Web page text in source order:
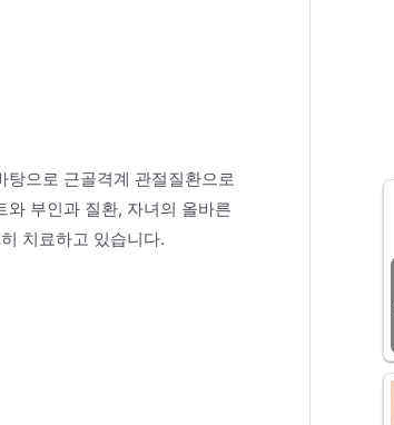
으로 근골격계 관절질환으로
부인과 질환, 자녀의 올바른
치료하고 있습니다.